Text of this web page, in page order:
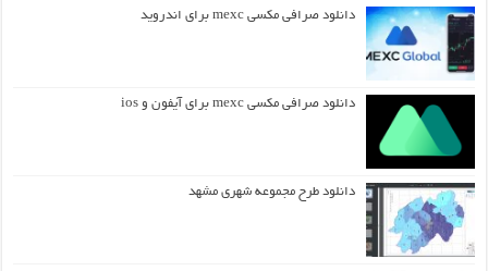
دانلود صرافی مکسی mexc برای اندروید
دانلود صرافی مکسی mexc برای آیفون و ios
دانلود طرح مجموعه شهری مشهد